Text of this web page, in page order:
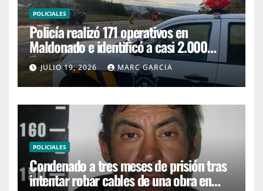
POLICIALES
Policía realizó 171 operativos en
Maldonado e identificó a casi 2.000
personas
JULIO 19, 2026 MARC GARCIA
POLICIALES
Condenado a tres meses de prisión tras
intentar robar cables de una obra en